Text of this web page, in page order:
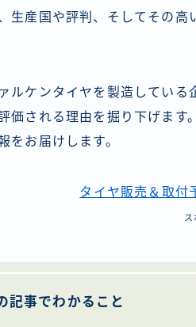
生産国や評判、そしてその
ルケンタイヤを製造してい
価される理由を掘り下げま
をお届けします。
タイヤ販売＆取付
記事でわかること